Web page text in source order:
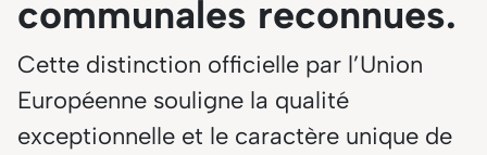
communales reconnues.
Cette distinction officielle par l’Union
Européenne souligne la qualité
exceptionnelle et le caractère unique de